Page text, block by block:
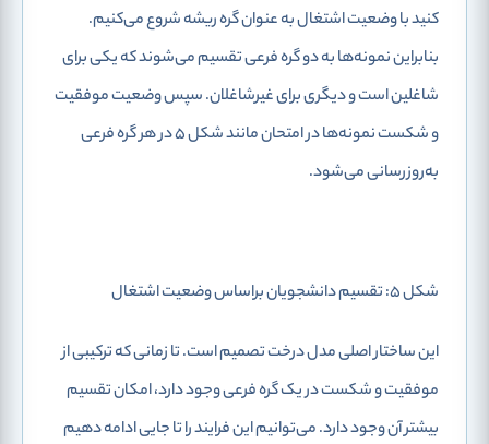
کنید با وضعیت اشتغال به عنوان گره ریشه شروع می‌کنیم.
بنابراین نمونه‌ها به دو گره فرعی تقسیم می‌شوند که یکی برای
شاغلین است و دیگری برای غیرشاغلان. سپس وضعیت موفقیت
و شکست نمونه‌ها در امتحان مانند شکل 5 در هر گره فرعی
به‌روزرسانی می‌شود.
شکل 5: تقسیم دانشجویان براساس وضعیت اشتغال
این ساختار اصلی مدل درخت تصمیم است. تا زمانی که ترکیبی از
موفقیت و شکست در یک گره فرعی وجود دارد، امکان تقسیم
بیشتر آن وجود دارد. می‌توانیم این فرایند را تا جایی ادامه دهیم